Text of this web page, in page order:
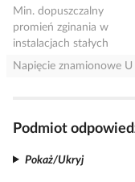
Min. dopuszczalny
promień zginania w
instalacjach stałych
Napięcie znamionowe U
Podmiot
Pokaż/Ukryj